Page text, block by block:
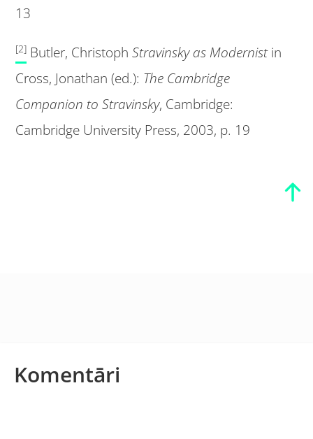
13
[2] Butler, ChristophStravinsky as Modernistin
Cross, Jonathan (ed.): The Cambridge
Companion to Stravinsky, Cambridge:
Cambridge University Press, 2003, p. 19
Komentāri